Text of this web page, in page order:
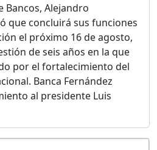
Bancos, Alejandro
que concluirá sus funciones
el próximo 16 de agosto,
de seis años en la que
por el fortalecimiento del
Banca Fernández
al presidente Luis